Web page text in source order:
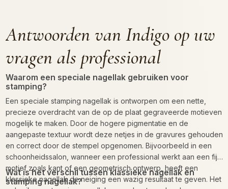
Antwoorden van Indigo op uw
vragen als professional
Waarom een speciale nagellak gebruiken voor
stamping?
Een speciale stamping nagellak is ontworpen om een nette,
precieze overdracht van de op de plaat gegraveerde motieven
mogelijk te maken. Door de hogere pigmentatie en de
aangepaste textuur wordt deze netjes in de gravures gehouden
en correct door de stempel opgenomen. Bijvoorbeeld in een
schoonheidssalon, wanneer een professional werkt aan een fijn
motief zoals kant of een geometrisch ontwerp, heeft een
klassieke nagellak de neiging een wazig resultaat te geven. Het
Wat is het verschil tussen klassieke nagellak en
stamping nagellak?